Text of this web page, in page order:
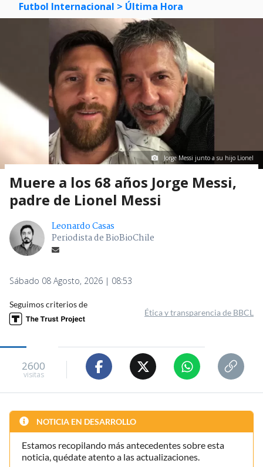
Futbol Internacional > Última Hora
Jorge Messi junto a su hijo Lionel
Muere a los 68 años Jorge Messi,
padre de Lionel Messi
Leonardo Casas
Periodista de BioBioChile
Sábado 08 Agosto, 2026 | 08:53
Seguimos criterios de
Ética y transparencia de BBCL
2600
visitas
NOTICIA EN DESARROLLO
Estamos recopilando más antecedentes sobre esta
noticia, quédate atento a las actualizaciones.